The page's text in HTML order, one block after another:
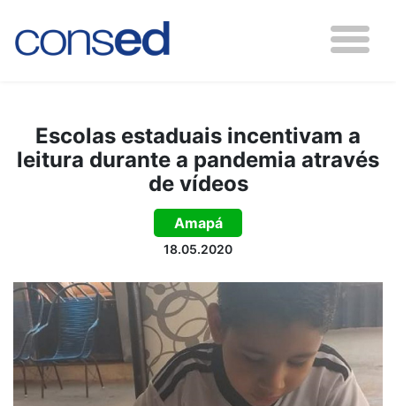
Escolas estaduais incentivam a
leitura durante a pandemia através
de vídeos
Amapá
18.05.2020